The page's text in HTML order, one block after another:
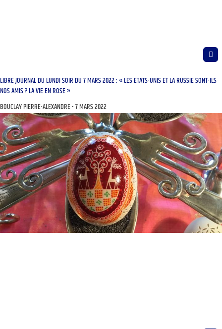
LIBRE JOURNAL DU LUNDI SOIR DU 7 MARS 2022 : « LES ETATS-UNIS ET LA RUSSIE SONT-ILS
NOS AMIS ? LA VIE EN ROSE »
BOUCLAY PIERRE-ALEXANDRE 7 MARS 2022